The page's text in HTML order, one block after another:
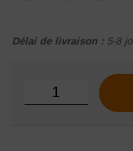
Délai de livraison : 5-8
quantité de Gilet